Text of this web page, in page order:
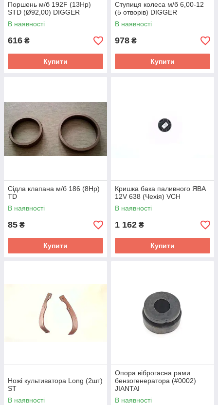
Поршень м/б 192F (13Hp)
STD (Ø92,00) DIGGER
В наявності
616 ₴
Купити
Ступиця колеса м/б 6,00-12
(5 отворів) DIGGER
В наявності
978 ₴
Купити
Сідла клапана м/б 186 (8Hp)
TD
В наявності
85 ₴
Купити
Кришка бака паливного ЯВА
12V 638 (Чехія) VCH
В наявності
1 162 ₴
Купити
Ножі культиватора Long (2шт)
ST
В наявності
Опора віброгасна рами
бензогенератора (#0002)
JIANTAI
В наявності